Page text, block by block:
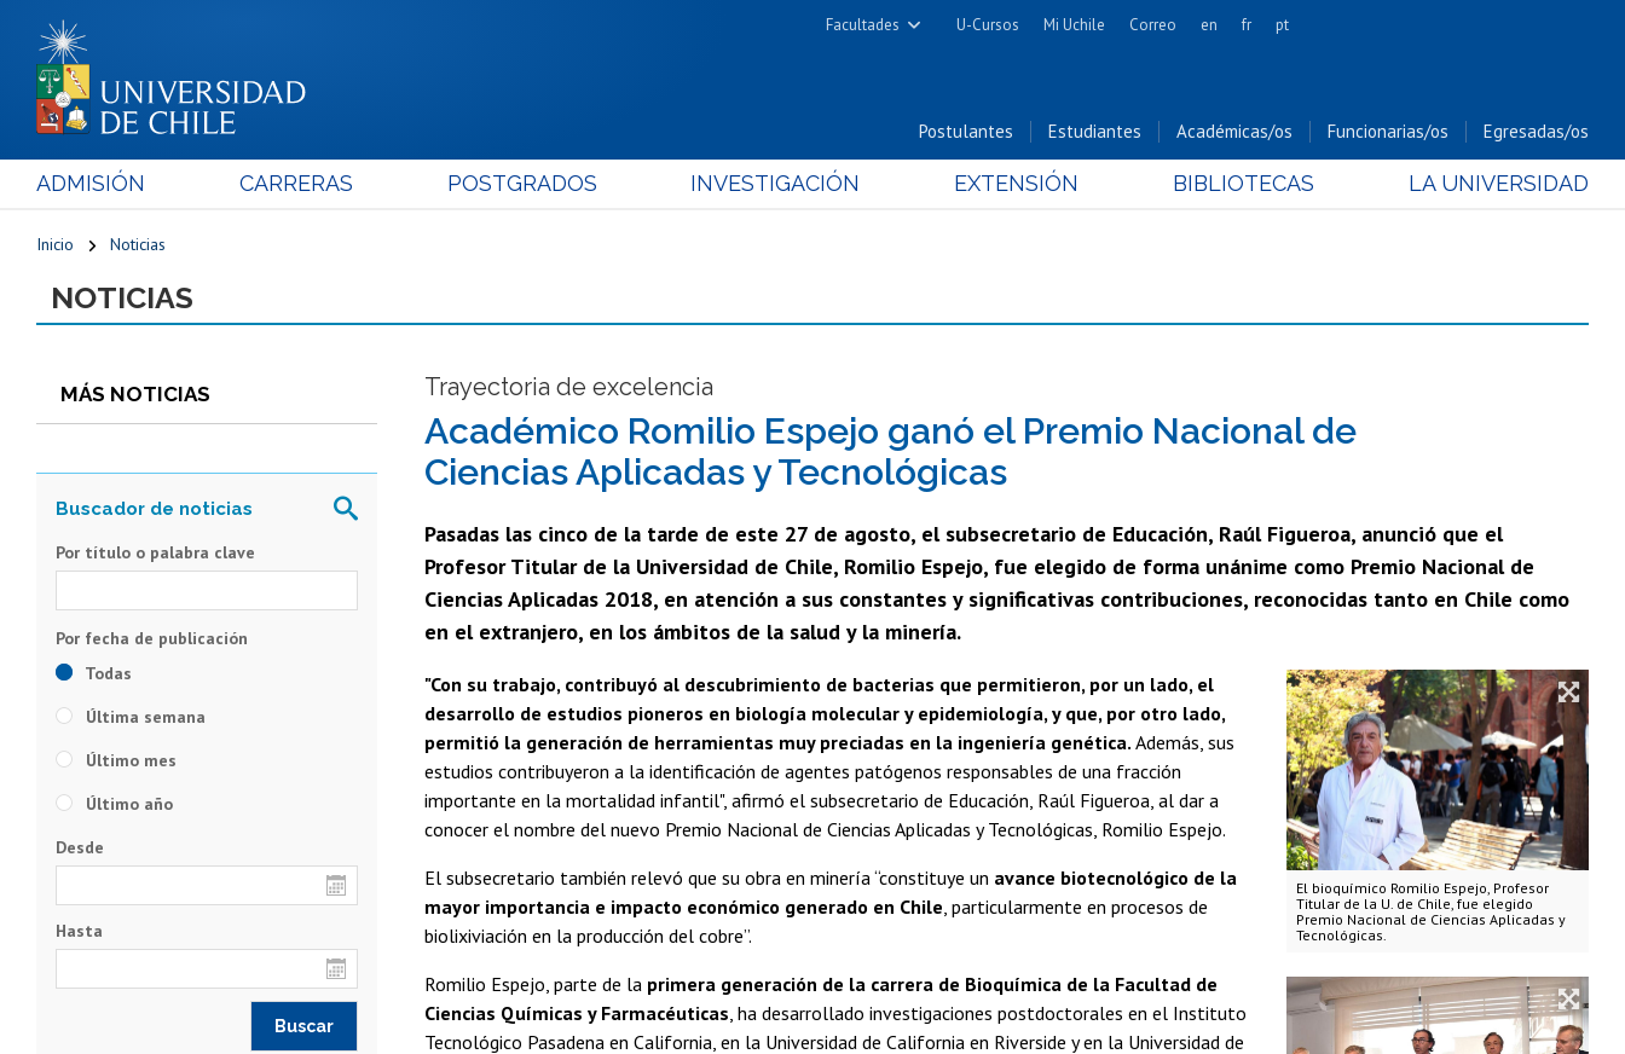
Facultades
Cs. Físicas y Matemáticas
Cs. Forestales y Conservación
Cs. Químicas y Farmacéuticas
Cs. Sociales
Nutrición y Tecnología de
Alimentos
Bachillerato
U-Cursos Mi Uchile Correo en fr pt
Postulantes Estudiantes Académicas/os Funcionarias/os Egresadas/os
ADMISIÓN CARRERAS POSTGRADOS INVESTIGACIÓN EXTENSIÓN BIBLIOTECAS LA UNIVERSIDAD
Inicio Noticias
NOTICIAS
MÁS NOTICIAS Trayectoria de excelencia
Académico Romilio Espejo ganó el Premio Nacional de
Ciencias Aplicadas y Tecnológicas
Pasadas las cinco de la tarde de este 27 de agosto, el subsecretario de Educación, Raúl Figueroa, anunció que el
Profesor Titular de la Universidad de Chile, Romilio Espejo, fue elegido de forma unánime como Premio Nacional de
Ciencias Aplicadas 2018, en atención a sus constantes y significativas contribuciones, reconocidas tanto en Chile como
en el extranjero, en los ámbitos de la salud y la minería.
El bioquímico Romilio Espejo, Profesor
Titular de la U. de Chile, fue elegido
Premio Nacional de Ciencias Aplicadas y
Tecnológicas.
"Con su trabajo, contribuyó al descubrimiento de bacterias que permitieron, por un lado, el
desarrollo de estudios pioneros en biología molecular y epidemiología, y que, por otro lado,
permitió la generación de herramientas muy preciadas en la ingeniería genética. Además, sus
estudios contribuyeron a la identificación de agentes patógenos responsables de una fracción
importante en la mortalidad infantil", afirmó el subsecretario de Educación, Raúl Figueroa, al dar a
conocer el nombre del nuevo Premio Nacional de Ciencias Aplicadas y Tecnológicas, Romilio Espejo.
El subsecretario también relevó que su obra en minería “constituye un avance biotecnológico de la
mayor importancia e impacto económico generado en Chile , particularmente en procesos de
biolixiviación en la producción del cobre”.
Romilio Espejo, parte de la primera generación de la carrera de Bioquímica de la Facultad de
Ciencias Químicas y Farmacéuticas , ha desarrollado investigaciones postdoctorales en el Instituto
Tecnológico Pasadena en California, en la Universidad de California en Riverside y en la Universidad de
Por título o palabra clave
Todas
Última semana
Último mes
Último año
Desde
Hasta